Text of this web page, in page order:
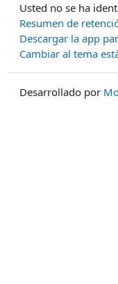
Usted no se ha
Resumen de
Descargar la app
Cambiar al tema
Desarrollado por